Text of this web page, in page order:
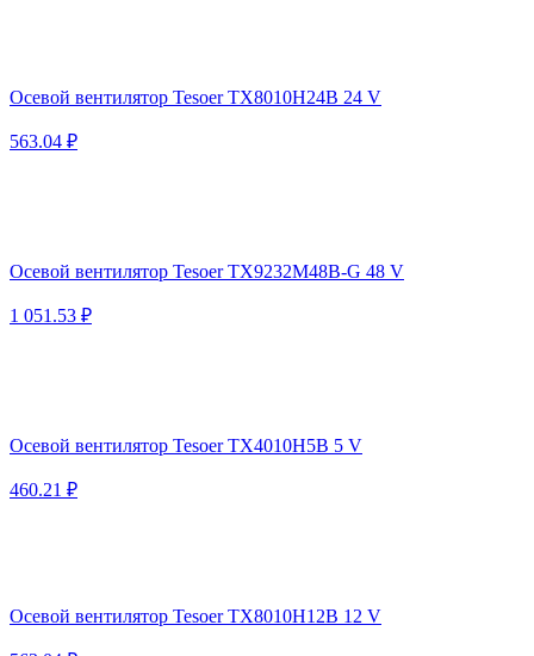
Осевой вентилятор Tesoer TX8010H24B 24 V
563.04 ₽
Осевой вентилятор Tesoer TX9232M48B-G 48 V
1 051.53 ₽
Осевой вентилятор Tesoer TX4010H5B 5 V
460.21 ₽
Осевой вентилятор Tesoer TX8010H12B 12 V